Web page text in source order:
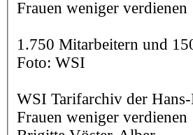
Frauen weniger verdienen
1.750 Mitarbeitern und
Foto: WSI
WSI Tarifarchiv der
Frauen weniger verdienen